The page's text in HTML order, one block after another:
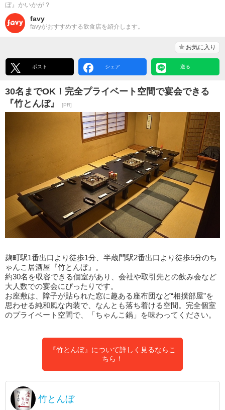
ぼ』かいかが？
favy
favyがおすすめする飲食店を紹介します。
お気に入り
ポスト シェア 送る
30名までOK！完全プライベート空間で宴会できる
『竹とんぼ』
[PR]
麹町駅1番出口より徒歩1分、半蔵門駅2番出口より徒歩5分のち
ゃんこ居酒屋『竹とんぼ』。
約30名を収容できる個室があり、会社や取引先との飲み会など
大人数での宴会にぴったりです。
お座敷は、障子が貼られた窓に趣ある座布団など“相撲部屋”を
思わせる純和風な内装で、なんとも落ち着ける空間。完全個室
のプライベート空間で、「ちゃんこ鍋」を味わってください。
『竹とんぼ』について詳しく見るならこ
ちら！
竹とんぼ